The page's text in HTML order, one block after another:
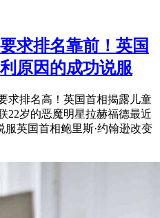
求排名靠前！英国
原因的成功说服
求排名高！英国首相揭露儿童
22岁的恶魔明星拉赫福德最近
英国首相鲍里斯·约翰逊改变